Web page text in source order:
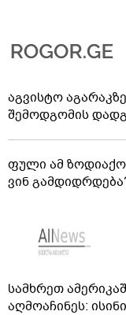
აგვისტო
შემოდგომის
ფული ამ
ვინ
სამხრეთ
აღმოაჩინეს: